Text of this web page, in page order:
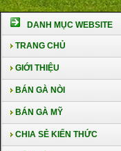
DANH MỤC WEBSITE
TRANG CHỦ
GIỚI THIỆU
BÁN GÀ NÒI
BÁN GÀ MỸ
CHIA SẺ KIẾN THỨC